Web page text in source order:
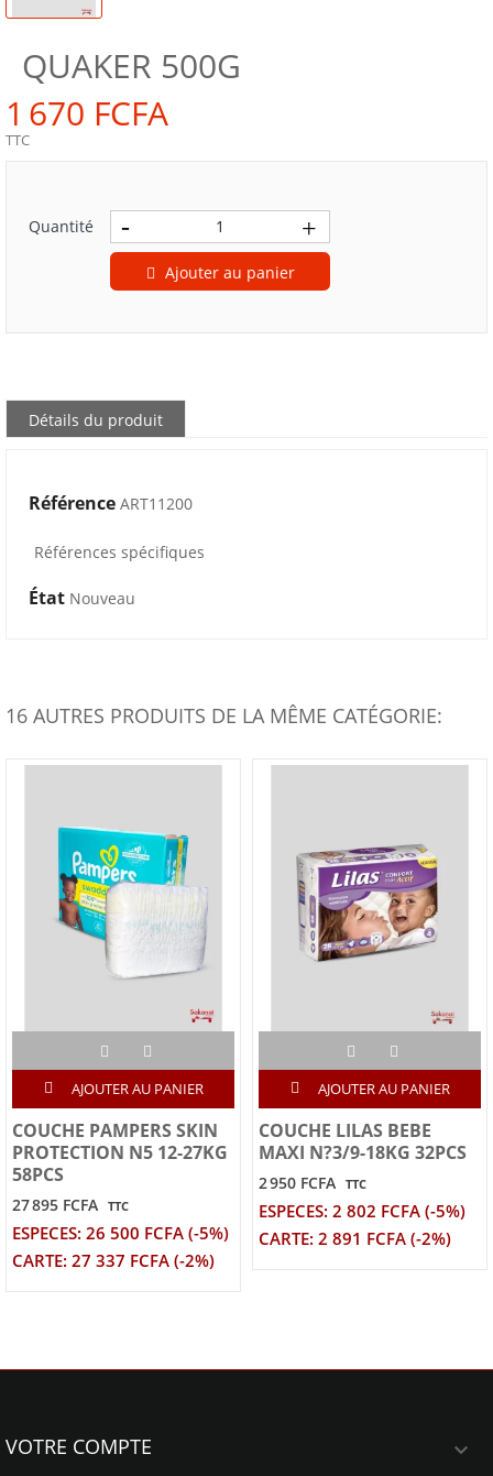
QUAKER 500G
1 670 FCFA
TTC
Quantité
Ajouter au panier
Détails du produit
Référence ART11200
Références spécifiques
État Nouveau
16 AUTRES PRODUITS DE LA MÊME CATÉGORIE:
AJOUTER AU PANIER
COUCHE PAMPERS SKIN
PROTECTION N5 12-27KG
58PCS
27 895 FCFA TTC
ESPECES: 26 500 FCFA (-5%)
CARTE: 27 337 FCFA (-2%)
AJOUTER AU PANIER
COUCHE LILAS BEBE
MAXI N?3/9-18KG 32PCS
2 950 FCFA TTC
ESPECES: 2 802 FCFA (-5%)
CARTE: 2 891 FCFA (-2%)
VOTRE COMPTE
